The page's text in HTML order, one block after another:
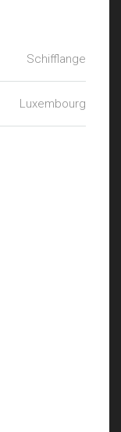
Schifflange
Luxembourg